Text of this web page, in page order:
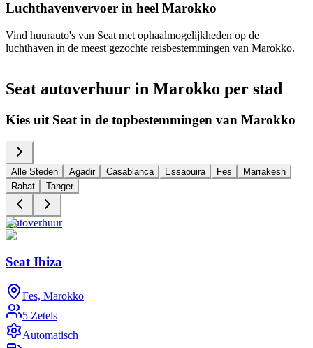
Luchthavenvervoer in heel Marokko
Vind huurauto's van Seat met ophaalmogelijkheden op de
luchthaven in de meest gezochte reisbestemmingen van Marokko.
Seat autoverhuur in Marokko per stad
Kies uit Seat in de topbestemmingen van Marokko
Alle Steden Agadir Casablanca Essaouira Fes
Marrakesh
Rabat
Tanger
Autoverhuur
Seat Ibiza
Fes, Marokko
5 Zetels
Automatisch